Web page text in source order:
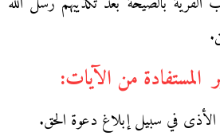
في سبيل إبلاغ دعوة الحق.